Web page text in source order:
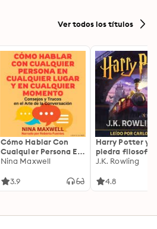
Ver todos los títulos
Cómo Hablar Con
Cualquier Persona En
Cualquier Lugar Y En
Nina Maxwell
3.9
Harry Potter y
piedra filosofal
J.K. Rowling
4.8